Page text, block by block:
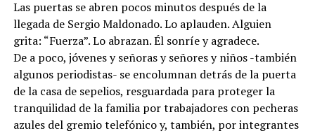
Las puertas se abren pocos minutos después de la
llegada de Sergio Maldonado. Lo aplauden. Alguien
grita: “Fuerza”. Lo abrazan. Él sonríe y agradece.
De a poco, jóvenes y señoras y señores y niños -también
algunos periodistas- se encolumnan detrás de la puerta
de la casa de sepelios, resguardada para proteger la
tranquilidad de la familia por trabajadores con pecheras
azules del gremio telefónico y, también, por integrantes